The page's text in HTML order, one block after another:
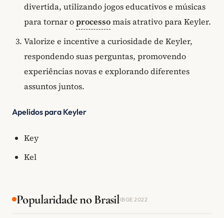
divertida, utilizando jogos educativos e músicas
para tornar oprocessomais atrativo para Keyler.
Valorize e incentive a curiosidade de Keyler,
respondendo suas perguntas, promovendo
experiências novas e explorando diferentes
assuntos juntos.
Apelidos para Keyler
Key
Kel
Popularidade no BrasilIBGE 2022